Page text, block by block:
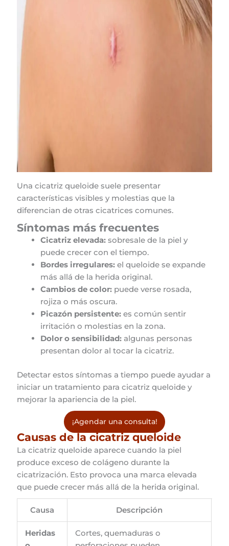
Una cicatriz queloide suele presentar
características visibles y molestias que la
diferencian de otras cicatrices comunes.
Síntomas más frecuentes
Cicatriz elevada:sobresale de la piel y
puede crecer con el tiempo.
Bordes irregulares:el queloide se expande
más allá de la herida original.
Cambios de color:puede verse rosada,
rojiza o más oscura.
Picazón persistente:es común sentir
irritación o molestias en la zona.
Dolor o sensibilidad:algunas personas
presentan dolor al tocar la cicatriz.
Detectar estos síntomas a tiempo puede ayudar a
iniciar un tratamiento para cicatriz queloide y
mejorar la apariencia de la piel.
¡Agendar una consulta!
Causas de la cicatriz queloide
La cicatriz queloide aparece cuando la piel
produce exceso de colágeno durante la
cicatrización. Esto provoca una marca elevada
que puede crecer más allá de la herida original.
Causa Descripción
Heridas
Cortes, quemaduras o